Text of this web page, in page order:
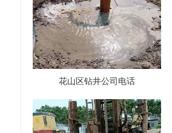
花山区钻井公司电话